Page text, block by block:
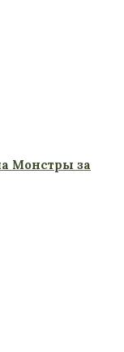
Монстры за